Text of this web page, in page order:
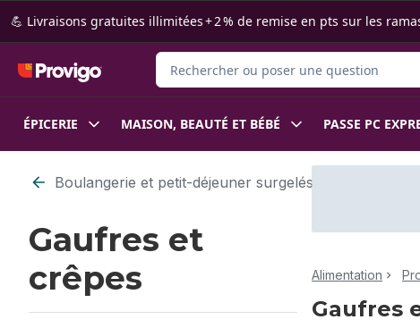
Passer au contenu principal
Passer au pied de page
💪 Livraisons gratuites illimitées + 2 % de remise en pts sur les
Rechercher des produits
ÉPICERIE MAISON, BEAUTÉ ET BÉBÉ PASSE PC
Passer au filtrage du contenu
Boulangerie et petit-déjeuner surgelés
Gaufres et
crêpes
Alimentation
Gaufres